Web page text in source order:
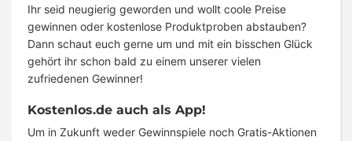
Ihr seid neugierig geworden und wollt coole Preise
gewinnen oder kostenlose Produktproben abstauben?
Dann schaut euch gerne um und mit ein bisschen Glück
gehört ihr schon bald zu einem unserer vielen
zufriedenen Gewinner!
Kostenlos.de auch als App!
Um in Zukunft weder Gewinnspiele noch Gratis-Aktionen